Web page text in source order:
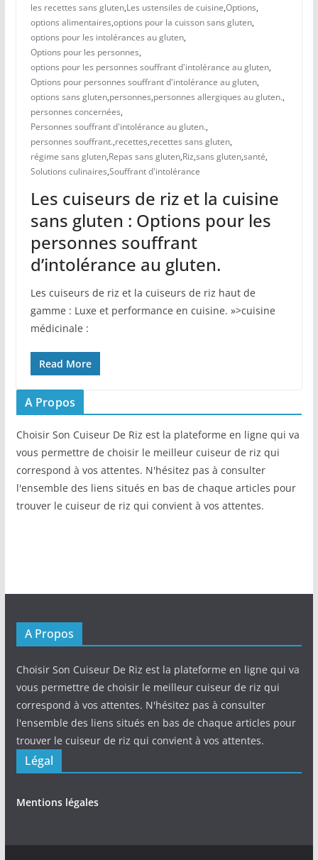
les recettes sans gluten,Les ustensiles de cuisine,Options,
options alimentaires,options pour la cuisson sans gluten,
options pour les intolérances au gluten,
Options pour les personnes,
options pour les personnes souffrant d'intolérance au gluten,
Options pour personnes souffrant d'intolérance au gluten,
options sans gluten,personnes,personnes allergiques au gluten.,
personnes concernées,
Personnes souffrant d'intolérance au gluten.,
personnes souffrant.,recettes,recettes sans gluten,
régime sans gluten,Repas sans gluten,Riz,sans gluten,santé,
Solutions culinaires,Souffrant d'intolérance
Les cuiseurs de riz et la cuisine
sans gluten : Options pour les
personnes souffrant
d’intolérance au gluten.
Les cuiseurs de riz et la cuiseurs de riz haut de
gamme : Luxe et performance en cuisine. »>cuisine
médicinale :
Read More
A Propos
Choisir Son Cuiseur De Riz est la plateforme en ligne qui va
vous permettre de choisir le meilleur cuiseur de riz qui
correspond à vos attentes. N'hésitez pas à consulter
l'ensemble des liens situés en bas de chaque articles pour
trouver le cuiseur de riz qui convient à vos attentes.
A Propos
Choisir Son Cuiseur De Riz est la plateforme en ligne qui va
vous permettre de choisir le meilleur cuiseur de riz qui
correspond à vos attentes. N'hésitez pas à consulter
l'ensemble des liens situés en bas de chaque articles pour
trouver le cuiseur de riz qui convient à vos attentes.
Légal
Mentions légales